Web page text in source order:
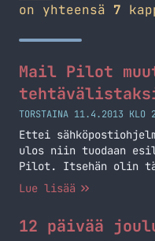
on yhteensä 7
Mail Pilot
TORSTAINA 11.4.2013 KLO
Ettei
ulos niin tuodaan
Pilot. Itsehän olin
hyvissä ajoin ja sain
Pilot saapui myös
Lue lisää
12 päivää